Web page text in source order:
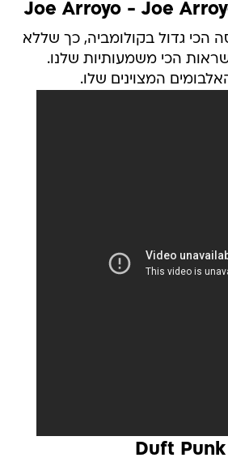
Joe Arroyo - Joe
הכי גדול בקולומביה, כך שללא
הכי משמעותיות שלנו.
המצוינים שלו.
Duft